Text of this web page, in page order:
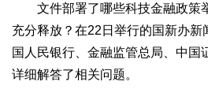
工业
装备制造 智能制造 制造2025 大
科教
文件部署了哪些科技金融政策
充分释放？在22日举行的国新办新
国人民银行、金融监管总局、中国
详细解答了相关问题。